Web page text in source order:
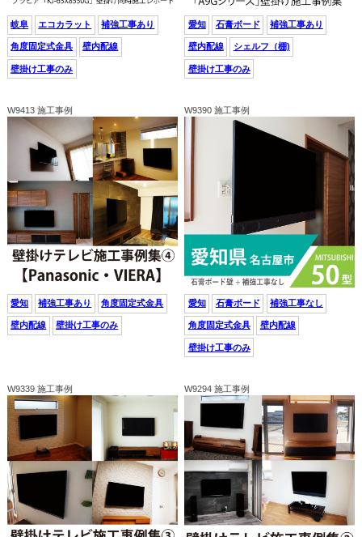
岐阜 エコカラット 補強工事あり
角度固定式金具 壁内配線
壁掛け工事のみ
愛知 石膏ボード 補強工事あり
壁内配線 シェルフ（棚)
壁掛け工事のみ
W9413 施工事例
愛知 補強工事あり 角度固定式金具
壁内配線 壁掛け工事のみ
W9390 施工事例
愛知 石膏ボード 補強工事なし
角度固定式金具 壁内配線
壁掛け工事のみ
W9339 施工事例 W9294 施工事例